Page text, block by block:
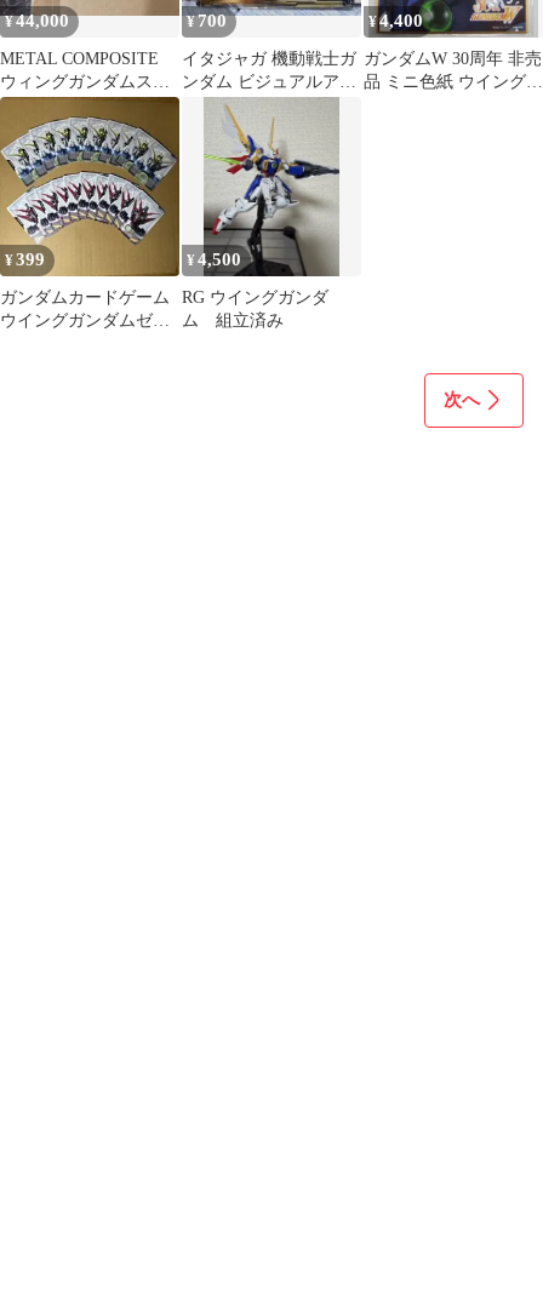
¥44,000
METAL COMPOSITE
ウィングガンダムスノ
ーホワイトプレリュー
ド再販版
¥700
イタジャガ 機動戦士ガ
ンダム ビジュアルアー
トコレクションII ウ
イングゼロEW
¥4,400
ガンダムW 30周年 非売
品 ミニ色紙 ウイングガ
¥399
ガンダムカードゲーム
ウイングガンダムゼロ
¥4,500
RG ウイングガンダ
ム 組立済み
次へ